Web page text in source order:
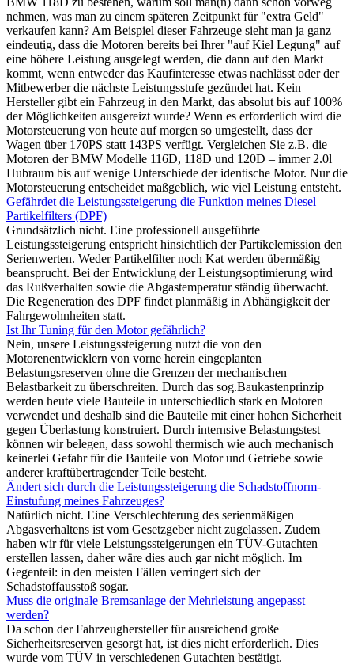
nehmen, was man zu einem späteren Zeitpunkt für "extra Geld"
verkaufen kann? Am Beispiel dieser Fahrzeuge sieht man ja ganz
eindeutig, dass die Motoren bereits bei Ihrer "auf Kiel Legung" auf
eine höhere Leistung ausgelegt werden, die dann auf den Markt
kommt, wenn entweder das Kaufinteresse etwas nachlässt oder der
Mitbewerber die nächste Leistungsstufe gezündet hat. Kein
Hersteller gibt ein Fahrzeug in den Markt, das absolut bis auf 100%
der Möglichkeiten ausgereizt wurde? Wenn es erforderlich wird die
Motorsteuerung von heute auf morgen so umgestellt, dass der
Wagen über 170PS statt 143PS verfügt. Vergleichen Sie z.B. die
Motoren der BMW Modelle 116D, 118D und 120D – immer 2.0l
Hubraum bis auf wenige Unterschiede der identische Motor. Nur die
Motorsteuerung entscheidet maßgeblich, wie viel Leistung entsteht.
Gefährdet die Leistungssteigerung die Funktion meines Diesel
Partikelfilters (DPF)
Grundsätzlich nicht. Eine professionell ausgeführte
Leistungssteigerung entspricht hinsichtlich der Partikelemission den
Serienwerten. Weder Partikelfilter noch Kat werden übermäßig
beansprucht. Bei der Entwicklung der Leistungsoptimierung wird
das Rußverhalten sowie die Abgastemperatur ständig überwacht.
Die Regeneration des DPF findet planmäßig in Abhängigkeit der
Fahrgewohnheiten statt.
Ist Ihr Tuning für den Motor gefährlich?
Nein, unsere Leistungssteigerung nutzt die von den
Motorenentwicklern von vorne herein eingeplanten
Belastungsreserven ohne die Grenzen der mechanischen
Belastbarkeit zu überschreiten. Durch das sog.Baukastenprinzip
werden heute viele Bauteile in unterschiedlich stark en Motoren
verwendet und deshalb sind die Bauteile mit einer hohen Sicherheit
gegen Überlastung konstruiert. Durch internsive Belastungstest
können wir belegen, dass sowohl thermisch wie auch mechanisch
keinerlei Gefahr für die Bauteile von Motor und Getriebe sowie
anderer kraftübertragender Teile besteht.
Ändert sich durch die Leistungssteigerung die Schadstoffnorm-
Einstufung meines Fahrzeuges?
Natürlich nicht. Eine Verschlechterung des serienmäßigen
Abgasverhaltens ist vom Gesetzgeber nicht zugelassen. Zudem
haben wir für viele Leistungssteigerungen ein TÜV-Gutachten
erstellen lassen, daher wäre dies auch gar nicht möglich. Im
Gegenteil: in den meisten Fällen verringert sich der
Schadstoffausstoß sogar.
Muss die originale Bremsanlage der Mehrleistung angepasst
werden?
Da schon der Fahrzeughersteller für ausreichend große
Sicherheitsreserven gesorgt hat, ist dies nicht erforderlich. Dies
wurde vom TÜV in verschiedenen Gutachten bestätigt.